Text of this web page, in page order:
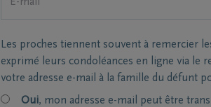
Les proches tiennent souvent à remercier
exprimé leurs condoléances en ligne via le
votre adresse e-mail à la famille du défunt
Oui, mon adresse e-mail peut être